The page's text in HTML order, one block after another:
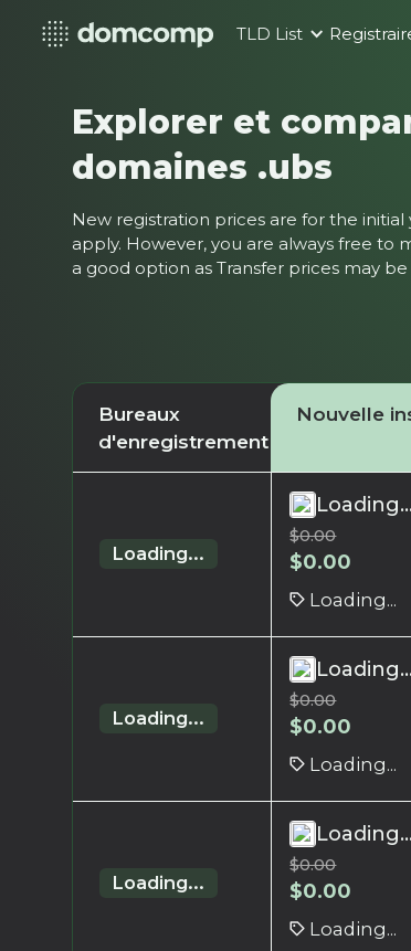
TLD List
Explorer et
domaines .ubs
New registration prices are for the
apply. However, you are always free to
a good option as Transfer prices may
Bureaux
d'enregistrement
Nouvelle
Loading...
Loading...
$0.00
$0.00
Loading...
Loading...
Loading...
$0.00
$0.00
Loading...
Loading...
Loading...
$0.00
$0.00
Loading...